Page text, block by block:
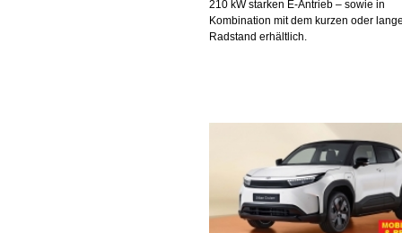
210 kW starken E-Antrieb – sowie in
Kombination mit dem kurzen oder
Radstand erhältlich.